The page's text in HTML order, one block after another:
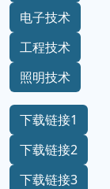
电子技术
工程技术
照明技术
下载链接1
下载链接2
下载链接3